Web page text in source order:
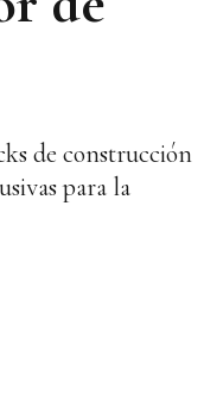
de construcción
para la